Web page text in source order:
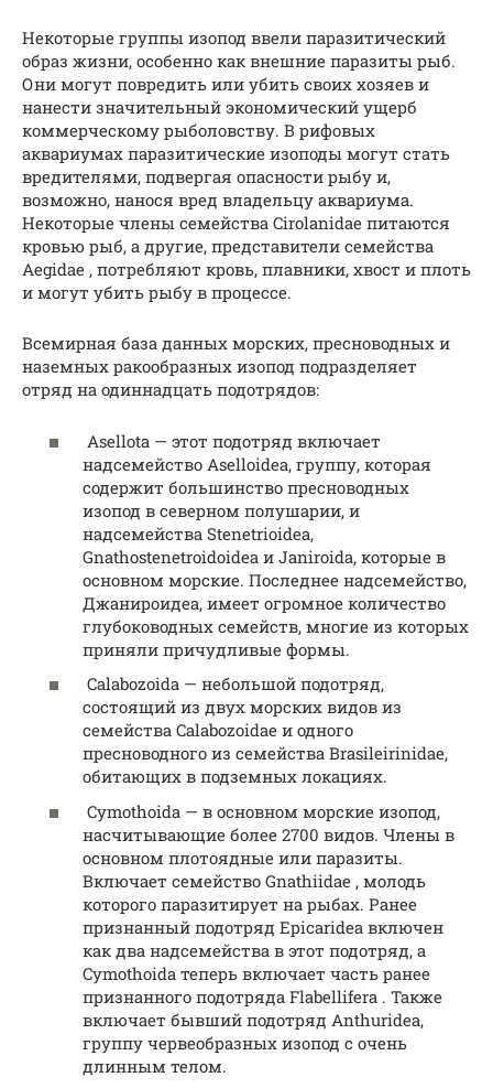
Некоторые группы изопод ввели паразитический
образ жизни, особенно как внешние паразиты рыб.
Они могут повредить или убить своих хозяев и
нанести значительный экономический ущерб
коммерческому рыболовству. В рифовых
аквариумах паразитические изоподы могут стать
вредителями, подвергая опасности рыбу и,
возможно, нанося вред владельцу аквариума.
Некоторые члены семейства Cirolanidae питаются
кровью рыб, а другие, представители семейства
Aegidae , потребляют кровь, плавники, хвост и плоть
и могут убить рыбу в процессе.
Всемирная база данных морских, пресноводных и
наземных ракообразных изопод подразделяет
отряд на одиннадцать подотрядов:
Asellota — этот подотряд включает
надсемейство Aselloidea, группу, которая
содержит большинство пресноводных
изопод в северном полушарии, и
надсемейства Stenetrioidea,
Gnathostenetroidoidea и Janiroida, которые в
основном морские. Последнее надсемейство,
Джанироидеа, имеет огромное количество
глубоководных семейств, многие из которых
приняли причудливые формы.
Calabozoida — небольшой подотряд,
состоящий из двух морских видов из
семейства Calabozoidae и одного
пресноводного из семейства Brasileirinidae,
обитающих в подземных локациях.
Cymothoida — в основном морские изопод,
насчитывающие более 2700 видов. Члены в
основном плотоядные или паразиты.
Включает семейство Gnathiidae , молодь
которого паразитирует на рыбах. Ранее
признанный подотряд Epicaridea включен
как два надсемейства в этот подотряд, а
Cymothoida теперь включает часть ранее
признанного подотряда Flabellifera . Также
включает бывший подотряд Anthuridea,
группу червеобразных изопод с очень
длинным телом.